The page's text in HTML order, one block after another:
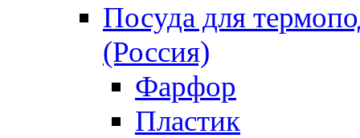
Посуда для
(Россия)
Фарфор
Пластик